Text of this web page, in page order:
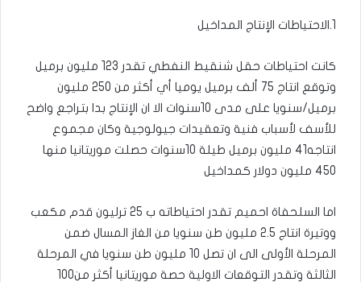
1.الاحتياطات الإنتاج المداخيل
كانت احتياطات حقل شنقيط النفطي تقدر 123 مليون برميل
وتوقع انتاج 75 ألف برميل يوميا أي أكثر من 250 مليون
برميل/سنويا على مدى 10سنوات الا ان الإنتاج بدا بتراجع واضح
للأسف لأسباب فنية وتعقيدات جيولوجية وكان مجموع
انتاجه41 مليون برميل طيلة 10سنوات حصلت موريتانيا منها
450 مليون دولار كمداخيل
اما السلحفاة احميم تقدر احتياطاته ب 25 ترليون قدم مكعب
ووتيرة انتاج 2.5 مليون طن سنويا من الغاز المسال ضمن
المرحلة الأولى الى ان تصل 10 مليون طن سنويا في المرحلة
الثالثة وتقدر التوقعات الاولية حصة موريتانيا أكثر من100